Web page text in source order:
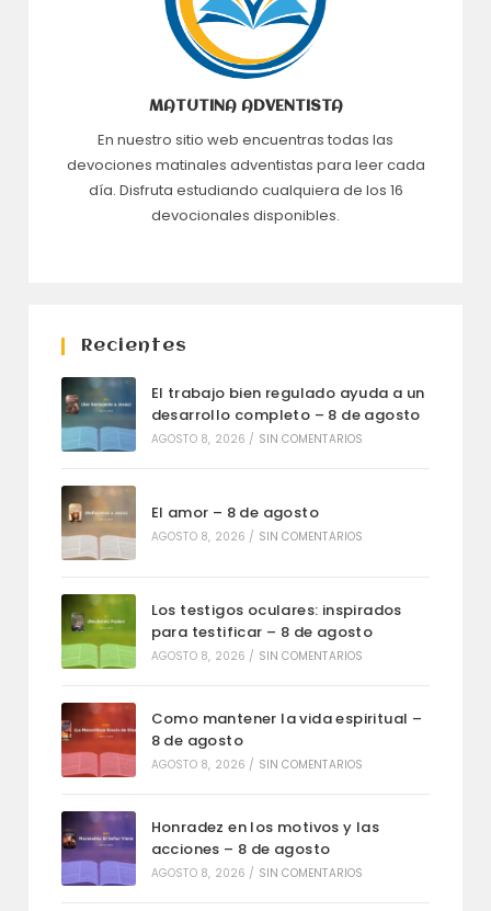
MATUTINA ADVENTISTA
En nuestro sitio web encuentras todas las
devociones matinales adventistas para leer cada
día. Disfruta estudiando cualquiera de los 16
devocionales disponibles.
Recientes
El trabajo bien regulado ayuda a un
desarrollo completo – 8 de agosto
AGOSTO 8, 2026 / SIN COMENTARIOS
El amor – 8 de agosto
AGOSTO 8, 2026 / SIN COMENTARIOS
Los testigos oculares: inspirados
para testificar – 8 de agosto
AGOSTO 8, 2026 / SIN COMENTARIOS
Como mantener la vida espiritual –
8 de agosto
AGOSTO 8, 2026 / SIN COMENTARIOS
Honradez en los motivos y las
acciones – 8 de agosto
AGOSTO 8, 2026 / SIN COMENTARIOS